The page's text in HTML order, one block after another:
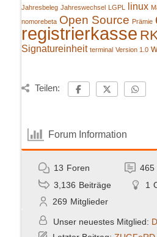
Jahresbeleg Jahreswechsel LGPL linux
nomorebeta Open Source Prämie
registrierkasse
Signatureinheit terminal Version 1.0
Teilen:
Forum Information
13 Foren 465
3,136 Beiträge 1
269 Mitglieder
Unser neuestes Mitglied: